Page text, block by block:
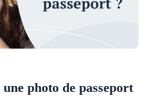
photo de passeport